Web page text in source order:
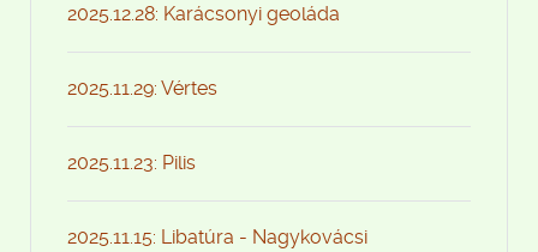
2025.12.28: Karácsonyi geoláda
2025.11.29: Vértes
2025.11.23: Pilis
2025.11.15: Libatúra - Nagykovácsi